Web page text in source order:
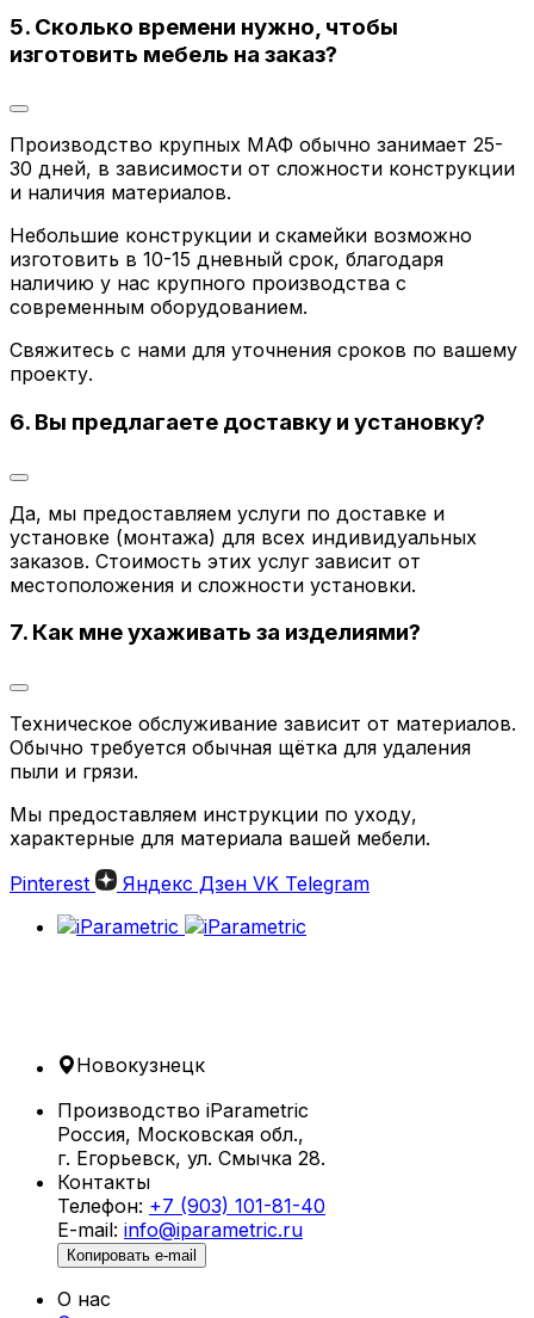
5. Сколько времени нужно, чтобы
изготовить мебель на заказ?
Производство крупных МАФ обычно занимает 25-
30 дней, в зависимости от сложности конструкции
и наличия материалов.
Небольшие конструкции и скамейки возможно
изготовить в 10-15 дневный срок, благодаря
наличию у нас крупного производства с
современным оборудованием.
Свяжитесь с нами для уточнения сроков по вашему
проекту.
6. Вы предлагаете доставку и установку?
Да, мы предоставляем услуги по доставке и
установке (монтажа) для всех индивидуальных
заказов. Стоимость этих услуг зависит от
местоположения и сложности установки.
7. Как мне ухаживать за изделиями?
Техническое обслуживание зависит от материалов.
Обычно требуется обычная щётка для удаления
пыли и грязи.
Мы предоставляем инструкции по уходу,
характерные для материала вашей мебели.
Pinterest
Яндекс Дзен VK Telegram
Новокузнецк
Производство iParametric
Россия, Московская обл.,
г. Егорьевск, ул. Смычка 28.
Контакты
Телефон: +7 (903) 101-81-40
E-mail: info@iparametric.ru
Копировать e-mail
О нас